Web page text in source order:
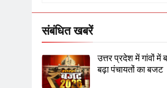
संबंधित खबरें
उत्तर प्रदेश में गांवों में
बढ़ा पंचायतों का बजट